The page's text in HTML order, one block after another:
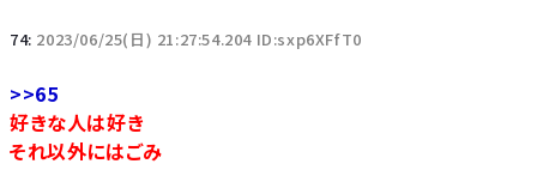
74: 2023/06/25(日) 21:27:54.204 ID:sxp6XFfT0
>>65
好きな人は好き
それ以外にはごみ